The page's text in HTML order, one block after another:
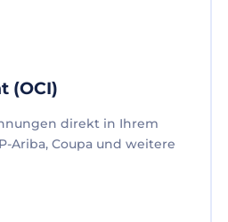
(OCI)
direkt in Ihrem
Ariba, Coupa und weitere